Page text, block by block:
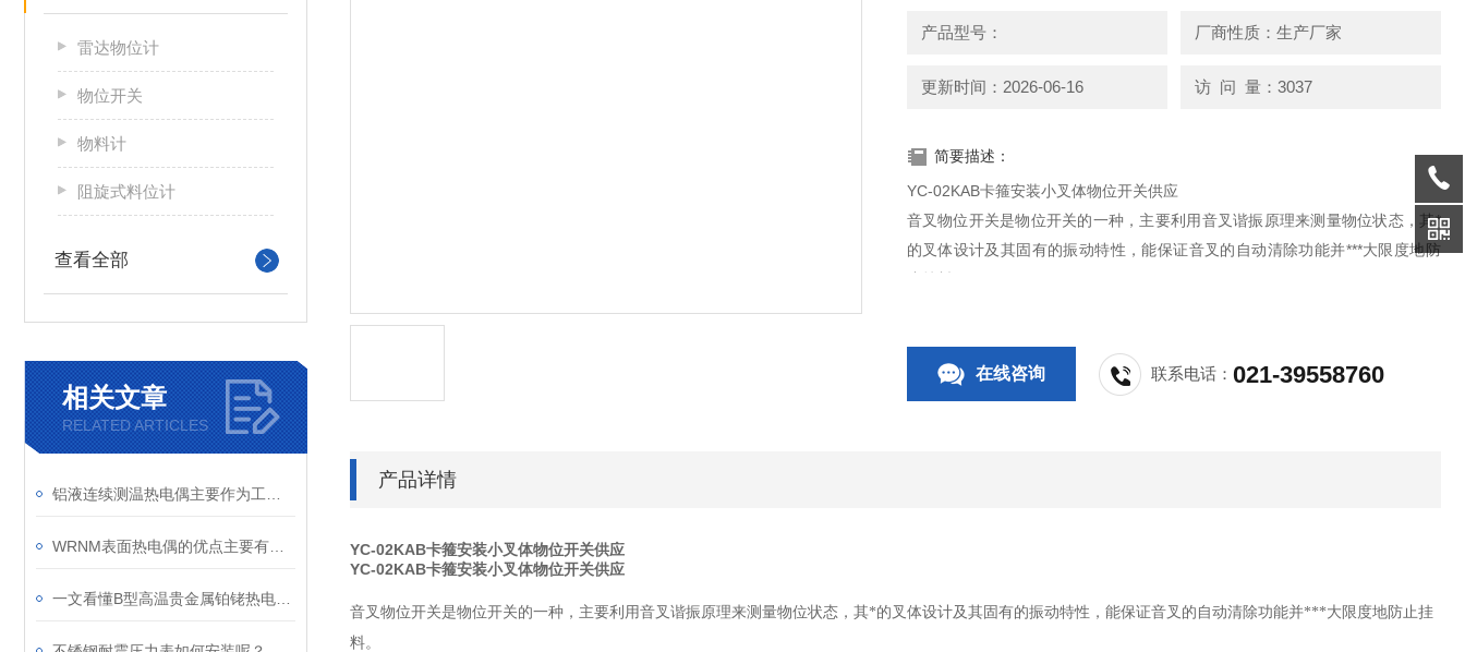
雷达物位计
物位开关
物料计
阻旋式料位计
查看全部
相关文章
RELATED ARTICLES
产品型号： 厂商性质：生产厂家
更新时间：2026-06-16 访 问 量：3037
简要描述：
YC-02KAB卡箍安装小叉体物位开关供应
音叉物位开关是物位开关的一种，主要利用音叉谐振原理来测量物位状态，其*
的叉体设计及其固有的振动特性，能保证音叉的自动清除功能并***大限度地防
止挂料。
体物料料位以及各种容器内液位的定点检测报警或控制。主要广泛应用于冶金、
建材、化工、轻工、粮食等行业中物位的过程控制。
在线咨询 联系电话：021-39558760
产品详情
YC-02KAB卡箍安装小叉体物位开关供应
YC-02KAB卡箍安装小叉体物位开关供应
音叉物位开关是物位开关的一种，主要利用音叉谐振原理来测量物位状态，其*的叉体设计及其固有的振动特性，能保证音叉的自动清除功能并***大限度地防止挂
料。